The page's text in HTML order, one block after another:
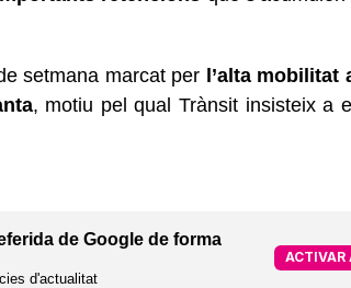
setmana marcat per l’alta mobilitat
, motiu pel qual Trànsit insisteix a
de Google de forma
d'actualitat
ACTIVAR